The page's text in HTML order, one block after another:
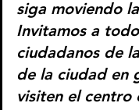
siga moviendo
Invitamos a
ciudadanos de
de la ciudad en
visiten el centro